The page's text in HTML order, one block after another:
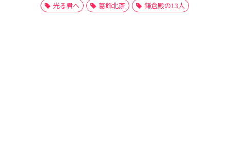
光る君へ
葛飾北斎 鎌倉殿の13人